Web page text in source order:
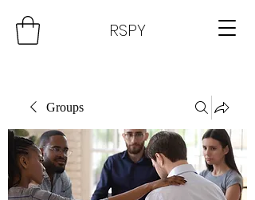
RSPY
Groups